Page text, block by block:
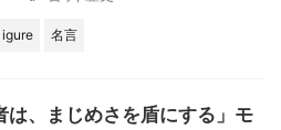
名言
は、まじめさを盾にする」モ